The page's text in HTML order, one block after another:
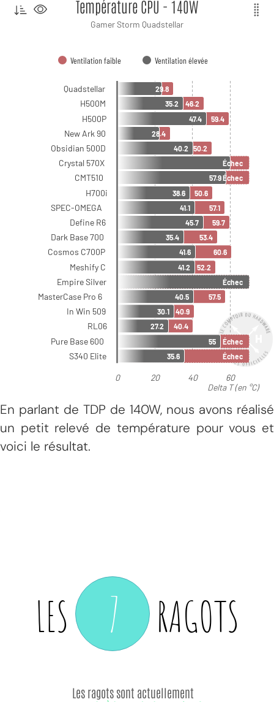
En parlant de TDP de 140W, nous avons réalisé
un petit relevé de température pour vous et
voici le résultat.
LES 7 RAGOTS
Les ragots sont actuellement